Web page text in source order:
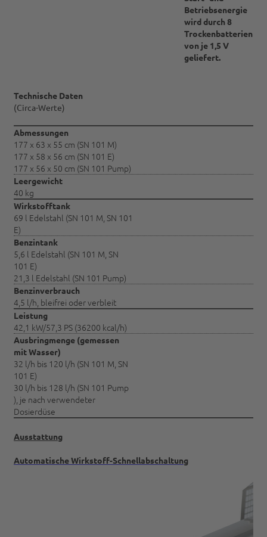
Betriebsenergie
wird durch 8
Trockenbatterien
von je 1,5 V
geliefert.
Technische Daten
(Circa-Werte)
Abmessungen
177 x 63 x 55 cm (SN 101 M)
177 x 58 x 56 cm (SN 101 E)
177 x 56 x 50 cm (SN 101 Pump)
Leergewicht
40 kg
Wirkstofftank
69 l Edelstahl (SN 101 M, SN 101
E)
Benzintank
5,6 l Edelstahl (SN 101 M, SN
101 E)
21,3 l Edelstahl (SN 101 Pump)
Benzinverbrauch
4,5 l/h, bleifrei oder verbleit
Leistung
42,1 kW/57,3 PS (36200 kcal/h)
Ausbringmenge (gemessen
mit Wasser)
32 l/h bis 120 l/h (SN 101 M, SN
101 E)
30 l/h bis 128 l/h (SN 101 Pump
), je nach verwendeter
Dosierdüse
Ausstattung
Automatische Wirkstoff-Schnellabschaltung